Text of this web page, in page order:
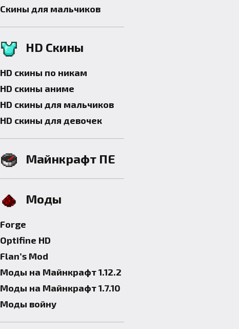
Скины для мальчиков
HD Скины
HD скины по никам
HD скины аниме
HD скины для мальчиков
HD скины для девочек
Майнкрафт ПЕ
Моды
Forge
Optifine HD
Flan’s Mod
Моды на Майнкрафт 1.12.2
Моды на Майнкрафт 1.7.10
Моды войну